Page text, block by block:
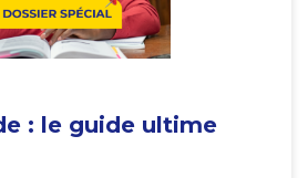
: le guide ultime